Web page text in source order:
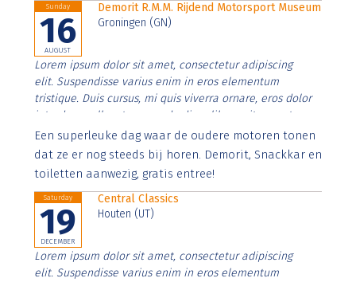
Sunday
16
AUGUST
Demorit R.M.M. Rijdend Motorsport Museum
Groningen (GN)
Lorem ipsum dolor sit amet, consectetur adipiscing
elit. Suspendisse varius enim in eros elementum
tristique. Duis cursus, mi quis viverra ornare, eros dolor
interdum nulla, ut commodo diam libero vitae erat.
Aenean faucibus nibh et justo cursus id rutrum lorem
imperdiet. Nunc ut sem vitae risus tristique posuere.
Een superleuke dag waar de oudere motoren tonen
dat ze er nog steeds bij horen. Demorit, Snackkar en
toiletten aanwezig, gratis entree!
Saturday
19
DECEMBER
Central Classics
Houten (UT)
Lorem ipsum dolor sit amet, consectetur adipiscing
elit. Suspendisse varius enim in eros elementum